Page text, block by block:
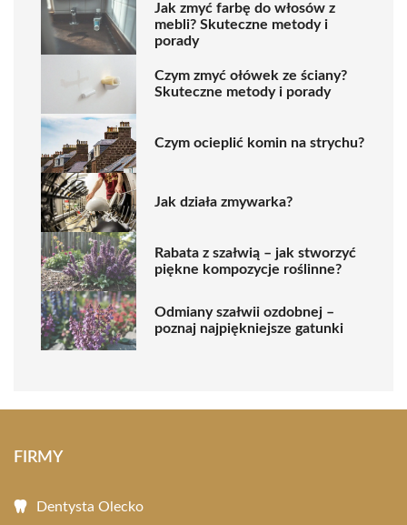
Jak zmyć farbę do włosów z
mebli? Skuteczne metody i
porady
Czym zmyć ołówek ze ściany?
Skuteczne metody i porady
Czym ocieplić komin na strychu?
Jak działa zmywarka?
Rabata z szałwią – jak stworzyć
piękne kompozycje roślinne?
Odmiany szałwii ozdobnej –
poznaj najpiękniejsze gatunki
FIRMY
Dentysta Olecko